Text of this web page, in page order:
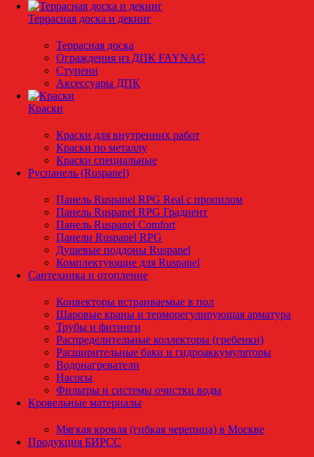
Террасная доска и декинг
Террасная доска
Ограждения из ДПК FAYNAG
Ступени
Аксессуары ДПК
Краски
Краски для внутренних работ
Краски по металлу
Краски специальные
Руспанель (Ruspanel)
Панель Ruspanel RPG Real с пропилом
Панель Ruspanel RPG Градиент
Панель Ruspanel Comfort
Панели Ruspanel RPG
Душевые поддоны Ruspanel
Комплектующие для Ruspanel
Сантехника и отопление
Конвекторы встраиваемые в пол
Шаровые краны и терморегулирующая арматура
Трубы и фитинги
Распределительные коллекторы (гребенки)
Расширительные баки и гидроаккумуляторы
Водонагреватели
Насосы
Фильтры и системы очистки воды
Кровельные материалы
Мягкая кровля (гибкая черепица) в Москве
Продукция БИРСС